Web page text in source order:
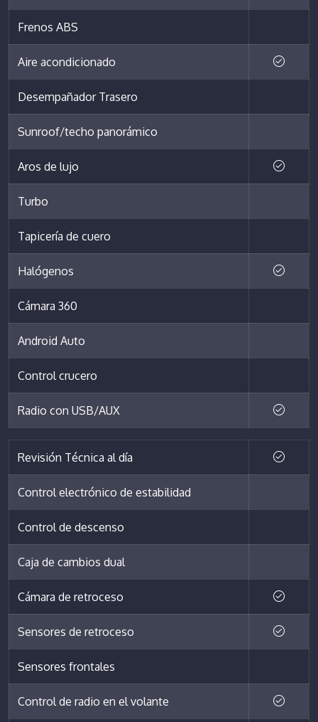
Frenos ABS
Aire acondicionado
Desempañador Trasero
Sunroof/techo panorámico
Aros de lujo
Turbo
Tapicería de cuero
Halógenos
Cámara 360
Android Auto
Control crucero
Radio con USB/AUX
Revisión Técnica al día
Control electrónico de estabilidad
Control de descenso
Caja de cambios dual
Cámara de retroceso
Sensores de retroceso
Sensores frontales
Control de radio en el volante